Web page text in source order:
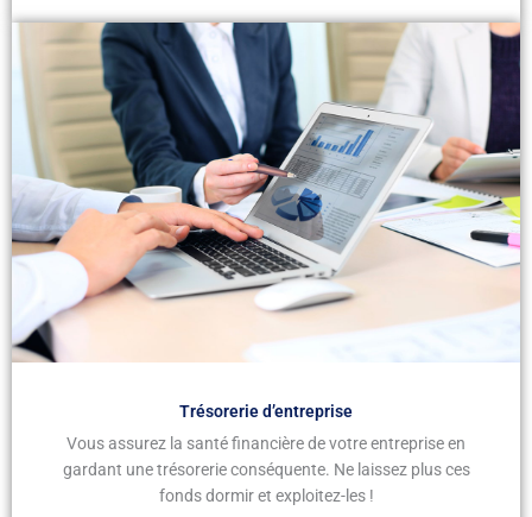
Trésorerie d’entreprise
Vous assurez la santé financière de votre entreprise en
gardant une trésorerie conséquente. Ne laissez plus ces
fonds dormir et exploitez-les !